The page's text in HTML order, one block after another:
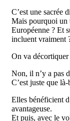
C’est une sacrée
Mais pourquoi un
Européenne ? Et
incluent vraiment
On va décortiquer
Non, il n’y a pas
C’est juste que
Elles bénéficient
avantageuse.
Et puis, avec le